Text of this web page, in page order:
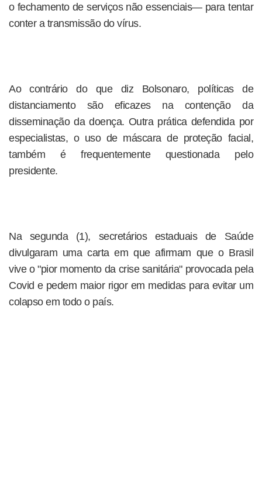
o fechamento de serviços não essenciais— para tentar
conter a transmissão do vírus.
Ao contrário do que diz Bolsonaro, políticas de
distanciamento são eficazes na contenção da
disseminação da doença. Outra prática defendida por
especialistas, o uso de máscara de proteção facial,
também é frequentemente questionada pelo
presidente.
Na segunda (1), secretários estaduais de Saúde
divulgaram uma carta em que afirmam que o Brasil
vive o "pior momento da crise sanitária" provocada pela
Covid e pedem maior rigor em medidas para evitar um
colapso em todo o país.